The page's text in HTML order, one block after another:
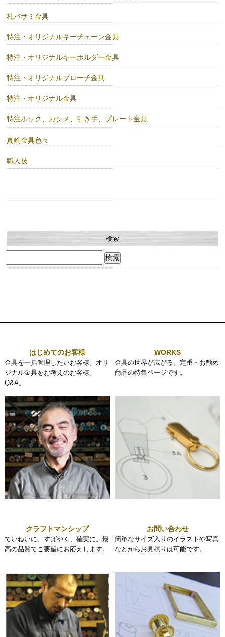
札バサミ金具
特注・オリジナルキーチェーン金具
特注・オリジナルキーホルダー金具
特注・オリジナルブローチ金具
特注・オリジナル金具
特注ホック、カシメ、引き手、プレート金具
真鍮金具色々
職人技
検索
索:
はじめてのお客様
金具を一括管理したいお客様。オリ
ジナル金具をお考えのお客様。
Q&A。
WORKS
金具の世界が広がる。定番・お勧め
商品の特集ページです。
クラフトマンシップ
ていねいに、すばやく、確実に。最
高の品質でご要望にお応えします。
お問い合わせ
簡単なサイズ入りのイラストや写真
などからお見積りは可能です。